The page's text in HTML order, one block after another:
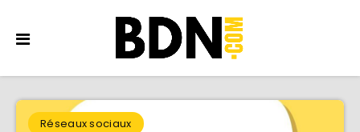
Réseaux sociaux